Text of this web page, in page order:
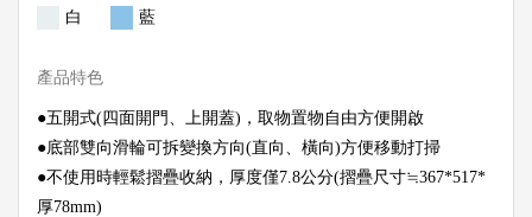
白
藍
產品特色
●五開式(四面開門、上開蓋)，取物置物自由方便開啟
●底部雙向滑輪可拆變換方向(直向、橫向)方便移動打掃
●不使用時輕鬆摺疊收納，厚度僅7.8公分(摺疊尺寸≒367*517*
厚78mm)